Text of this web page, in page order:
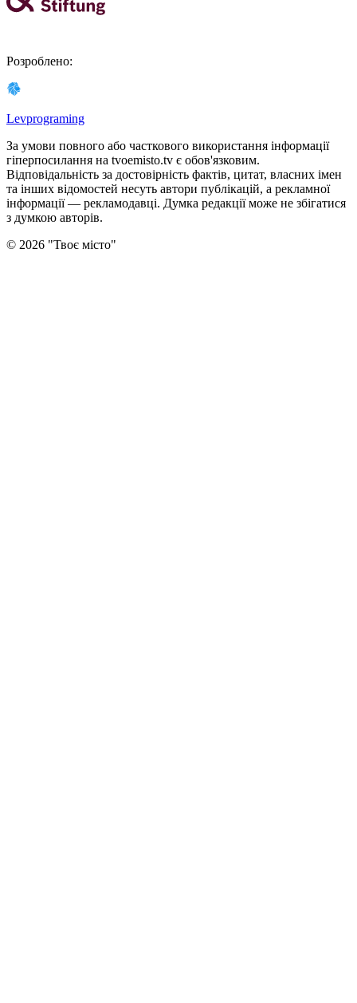
Розроблено:
Levprograming
За умови повного або часткового використання iнформацiї
гіперпосилання на tvoemisto.tv є обов'язковим.
Відповідальність за достовірність фактів, цитат, власних імен
та інших відомостей несуть автори публікацій, а рекламної
інформації — рекламодавці. Думка редакцiї може не збiгатися
з думкою авторiв.
© 2026 "Твоє місто"